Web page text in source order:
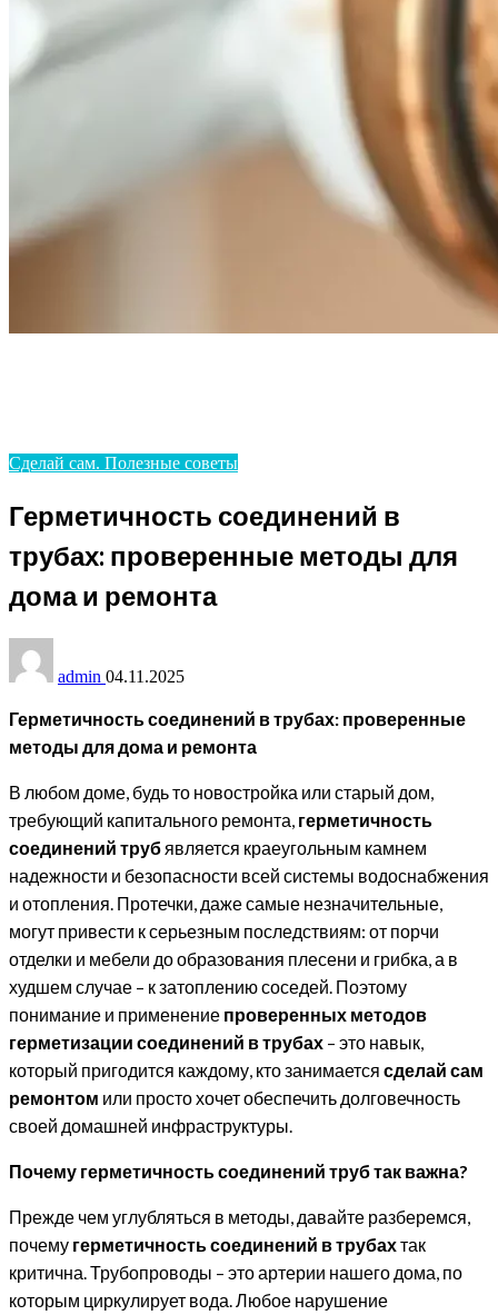
Сделай сам. Полезные советы
Герметичность соединений в
трубах: проверенные методы для
дома и ремонта
admin 04.11.2025
Герметичность соединений в трубах: проверенные
методы для дома и ремонта
В любом доме, будь то новостройка или старый дом,
требующий капитального ремонта, герметичность
соединений труб является краеугольным камнем
надежности и безопасности всей системы водоснабжения
и отопления. Протечки, даже самые незначительные,
могут привести к серьезным последствиям: от порчи
отделки и мебели до образования плесени и грибка, а в
худшем случае – к затоплению соседей. Поэтому
понимание и применение проверенных методов
герметизации соединений в трубах – это навык,
который пригодится каждому, кто занимается сделай сам
ремонтом или просто хочет обеспечить долговечность
своей домашней инфраструктуры.
Почему герметичность соединений труб так важна?
Прежде чем углубляться в методы, давайте разберемся,
почему герметичность соединений в трубахтак
критична. Трубопроводы – это артерии нашего дома, по
которым циркулирует вода. Любое нарушение